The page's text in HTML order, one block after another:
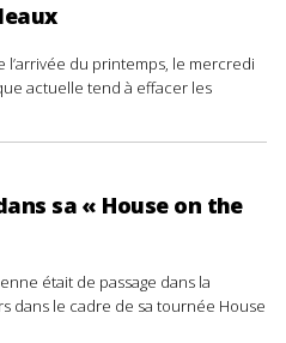
du printemps, le mercredi
actuelle tend à effacer les
sa « House on the
était de passage dans la
dans le cadre de sa tournée House